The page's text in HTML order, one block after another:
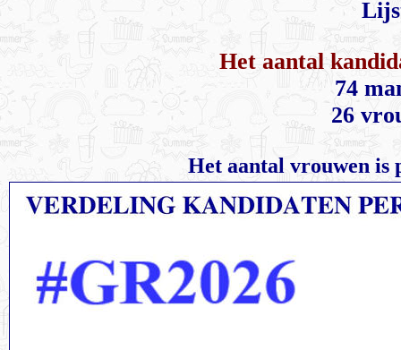
Het aantal
74
26
Het aantal vrouwen is